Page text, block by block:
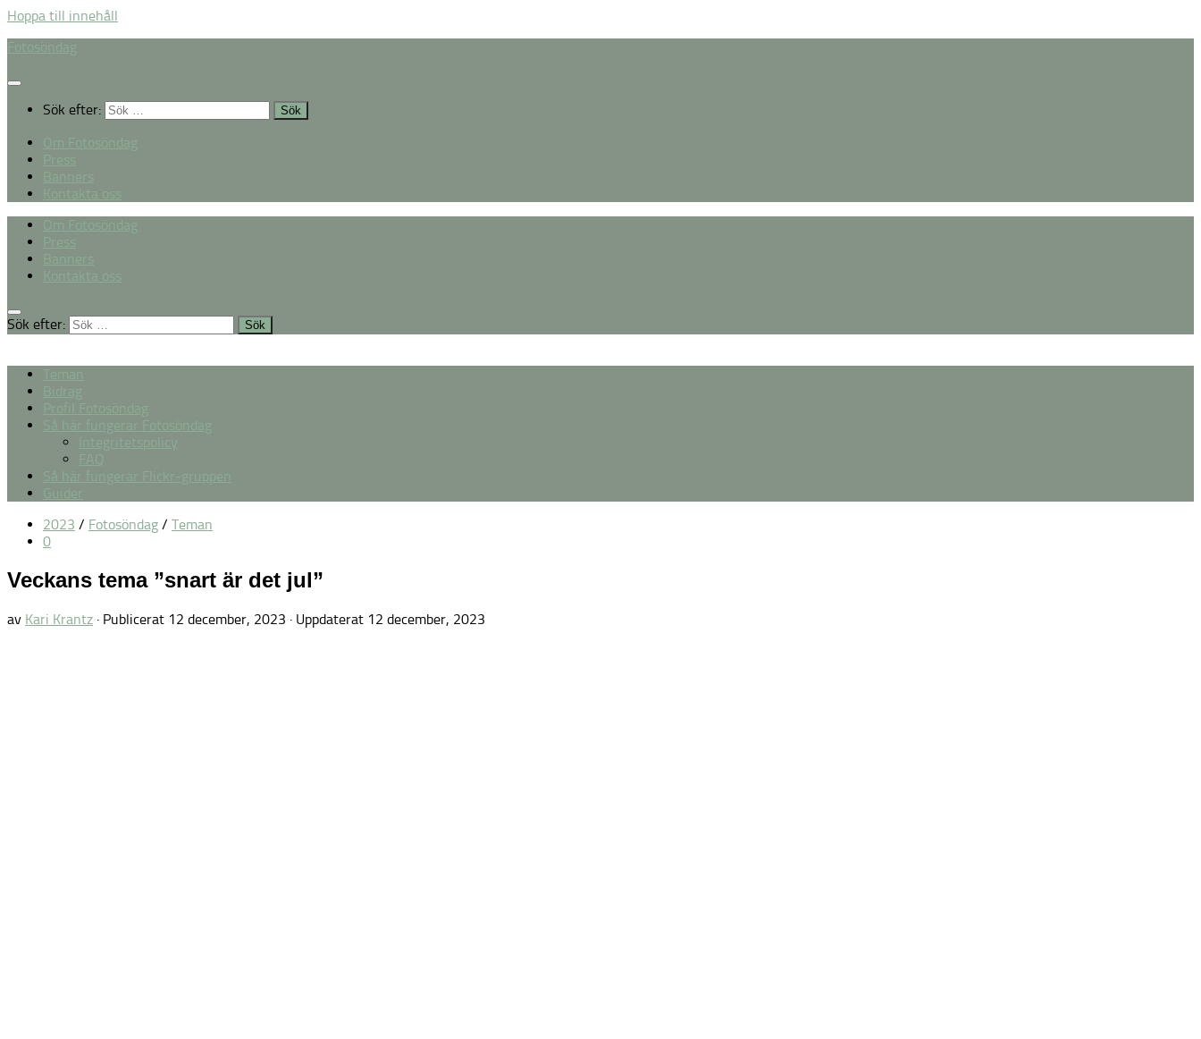
Hoppa till innehåll
Fotosöndag
Sök efter:
Om Fotosöndag
Press
Banners
Kontakta oss
Om Fotosöndag
Press
Banners
Kontakta oss
Sök efter:
Teman
Bidrag
Profil Fotosöndag
Så här fungerar Fotosöndag
Integritetspolicy
FAQ
Så här fungerar Flickr-gruppen
Guider
2023 / Fotosöndag / Teman
0
Veckans tema ”snart är det jul”
av Kari Krantz · Publicerat 12 december, 2023 · Uppdaterat 12 december, 2023